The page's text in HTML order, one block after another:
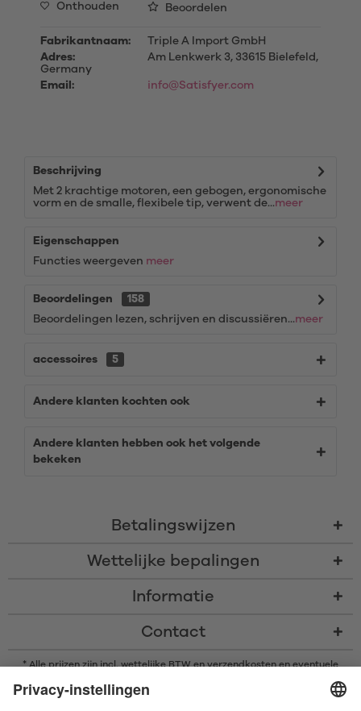
Onthouden Beoordelen
Fabrikantnaam:
Triple A Import GmbH
Adres:
Am Lenkwerk 3, 33615 Bielefeld,
Germany
Email:
info@Satisfyer.com
Beschrijving
Met 2 krachtige motoren, een gebogen, ergonomische
vorm en de smalle, flexibele tip, verwent de...meer
Eigenschappen
Functies weergeven meer
Beoordelingen
158
Beoordelingen lezen, schrijven en discussiëren...meer
accessoires 5
Andere klanten kochten ook
Andere klanten hebben ook het volgende
bekeken
Betalingswijzen
Wettelijke bepalingen
Informatie
Contact
* Alle prijzen zijn incl. wettelijke BTW en verzendkosten en eventuele
rembourskosten, indien niet anders beschreven